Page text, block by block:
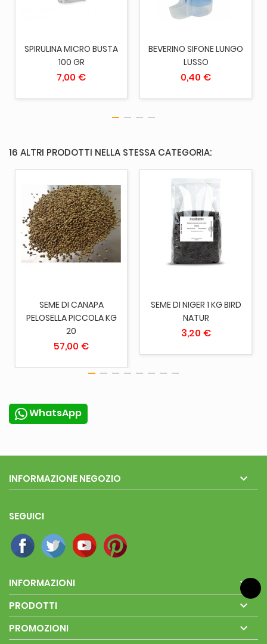
SPIRULINA MICRO BUSTA
100 GR
7,00 €
BEVERINO SIFONE LUNGO
LUSSO
0,40 €
16 ALTRI PRODOTTI NELLA STESSA CATEGORIA:
SEME DI CANAPA
PELOSELLA PICCOLA KG
20
57,00 €
SEME DI NIGER 1 KG BIRD
NATUR
3,20 €
WhatsApp
INFORMAZIONE NEGOZIO 
SEGUICI
INFORMAZIONI 
PRODOTTI 
PROMOZIONI 